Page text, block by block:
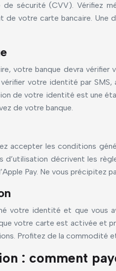
sécurité (CVV). Vérifiez
de votre carte bancaire.
votre banque devra
votre identité par
de votre identité est une
de votre banque.
accepter les conditions
décrivent les
Pay. Ne vous précipitez
votre identité et que vous
votre carte est activée et
Profitez de la
: comment